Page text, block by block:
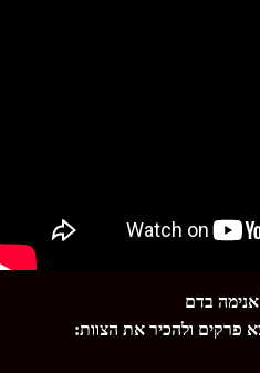
בדם
פרקים ולהכיר את הצוות: